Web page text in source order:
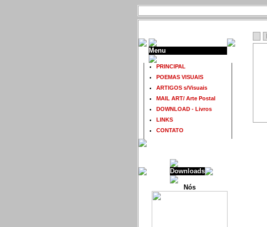
Menu
PRINCIPAL
POEMAS VISUAIS
ARTIGOS s/Visuais
MAIL ART/ Arte Postal
DOWNLOAD - Livros
LINKS
CONTATO
Downloads
Nós